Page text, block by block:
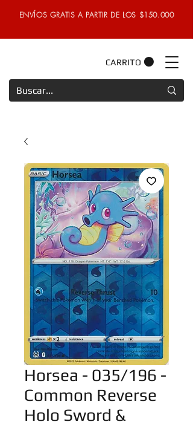
ENVÍOS GRATIS A PARTIR DE LOS $150.000
CARRITO
Horsea - 035/196 -
Common Reverse
Holo Sword &